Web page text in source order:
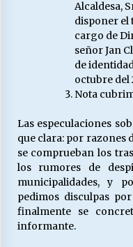
Alcaldesa,
disponer el
cargo de
señor Jan
de
octubre del
Nota
Las especulaciones
que clara: por razones
se comprueban los
los rumores de
municipalidades, y
pedimos disculpas
finalmente se
informante.